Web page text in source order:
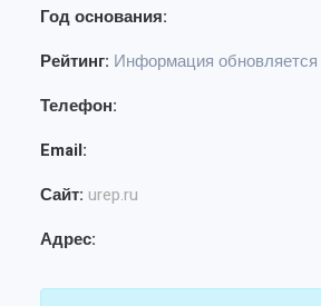
Год основания:
Рейтинг: Информация обновляется
Телефон:
Email:
Сайт: urep.ru
Адрес: